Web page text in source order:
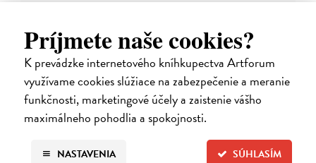
Príjmete naše cookies?
K prevádzke internetového kníhkupectva Artforum
využívame cookies slúžiace na zabezpečenie a meranie
funkčnosti, marketingové účely a zaistenie vášho
maximálneho pohodlia a spokojnosti.
SÚHLASÍM
NASTAVENIA
novinka